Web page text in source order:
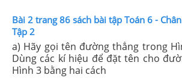
Bài 2 trang 86 sách bài tập Toán 6 -
Tập 2
a) Hãy gọi tên đường thẳng trong
Dùng các kí hiệu để đặt tên cho
Hình 3 bằng hai cách